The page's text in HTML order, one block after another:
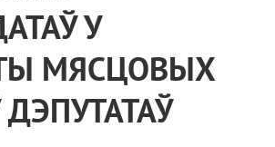
У
МЯСЦОВЫХ
ДЭПУТАТАЎ